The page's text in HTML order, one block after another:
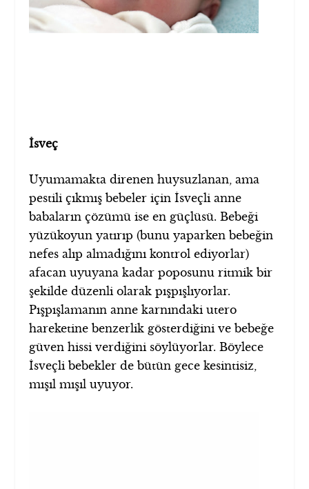
İsveç
Uyumamakta direnen huysuzlanan, ama
pestili çıkmış bebeler için İsveçli anne
babaların çözümü ise en güçlüsü. Bebeği
yüzükoyun yatırıp (bunu yaparken bebeğin
nefes alıp almadığını kontrol ediyorlar)
afacan uyuyana kadar poposunu ritmik bir
şekilde düzenli olarak pışpışlıyorlar.
Pışpışlamanın anne karnındaki utero
hareketine benzerlik gösterdiğini ve bebeğe
güven hissi verdiğini söylüyorlar. Böylece
İsveçli bebekler de bütün gece kesintisiz,
mışıl mışıl uyuyor.